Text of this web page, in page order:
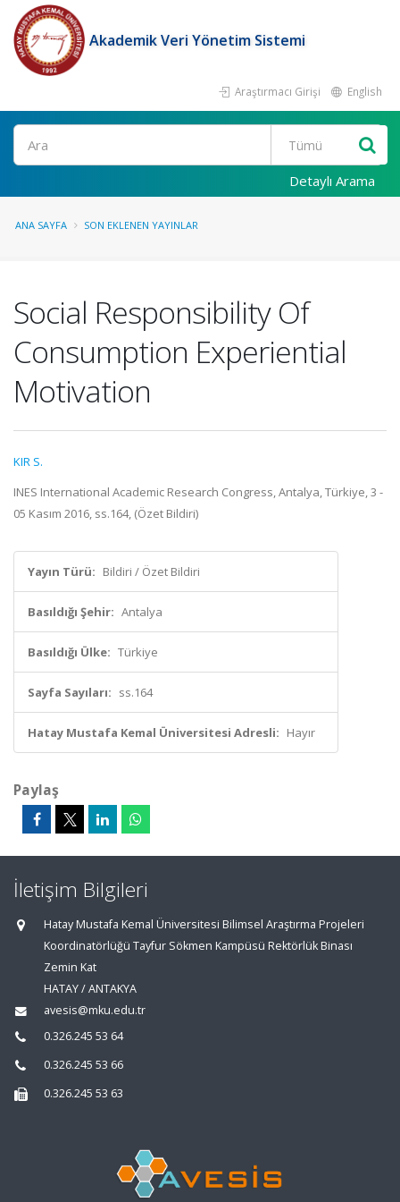
Akademik Veri Yönetim Sistemi
Araştırmacı Girişi English
Ara
Detaylı Arama
ANA SAYFA SON EKLENEN YAYINLAR
Social Responsibility Of
Consumption Experiential
Motivation
KIR S.
INES International Academic Research Congress, Antalya, Türkiye, 3 -
05 Kasım 2016, ss.164, (Özet Bildiri)
Yayın Türü: Bildiri / Özet Bildiri
Basıldığı Şehir: Antalya
Basıldığı Ülke: Türkiye
Sayfa Sayıları: ss.164
Hatay Mustafa Kemal Üniversitesi Adresli: Hayır
Paylaş
İletişim Bilgileri
Hatay Mustafa Kemal Üniversitesi Bilimsel Araştırma Projeleri
Koordinatörlüğü Tayfur Sökmen Kampüsü Rektörlük Binası
Zemin Kat
HATAY / ANTAKYA
avesis@mku.edu.tr
0.326.245 53 64
0.326.245 53 66
0.326.245 53 63